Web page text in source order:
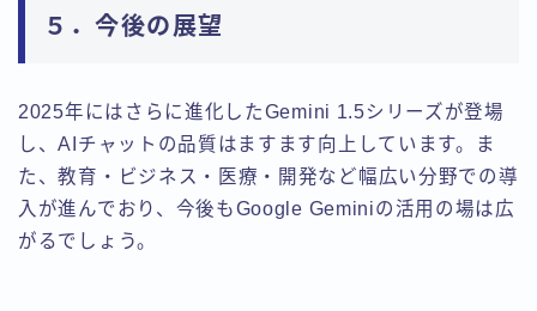
５．今後の展望
2025年にはさらに進化したGemini 1.5シリーズが登場
し、AIチャットの品質はますます向上しています。ま
た、教育・ビジネス・医療・開発など幅広い分野での導
入が進んでおり、今後もGoogle Geminiの活用の場は広
がるでしょう。